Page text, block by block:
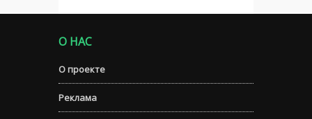
О НАС
О проекте
Реклама